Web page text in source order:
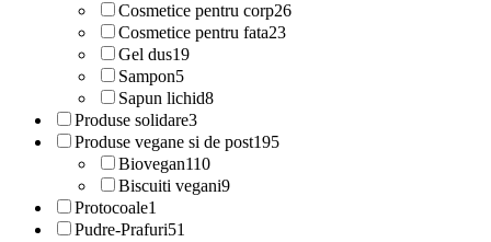
Cosmetice pentru corp26
Cosmetice pentru fata23
Gel dus19
Sampon5
Sapun lichid8
Produse solidare3
Produse vegane si de post195
Biovegan110
Biscuiti vegani9
Protocoale1
Pudre-Prafuri51